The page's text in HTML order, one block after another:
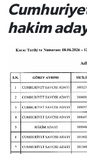
Cumhuriyet
hakim